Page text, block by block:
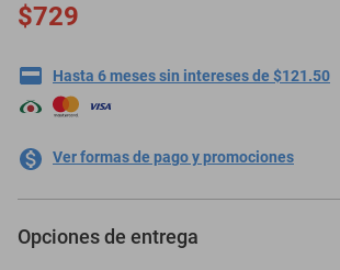
$729
Hasta 6 meses sin intereses de $121.50
Ver formas de pago y promociones
Opciones de entrega